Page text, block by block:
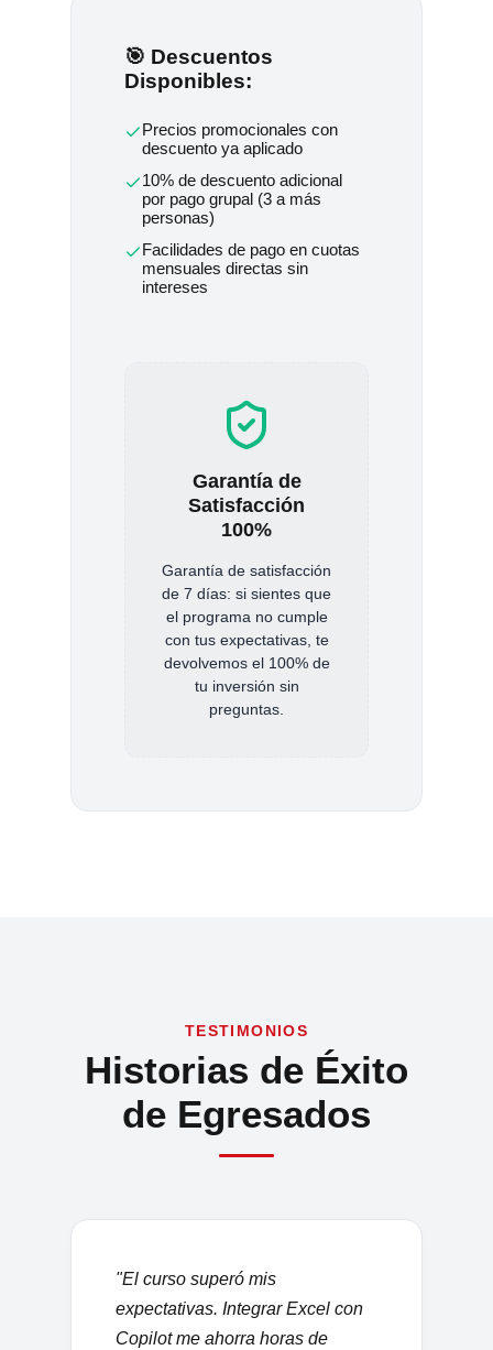
🎯 Descuentos
Disponibles:
Precios promocionales con
descuento ya aplicado
10% de descuento adicional
por pago grupal (3 a más
personas)
Facilidades de pago en cuotas
mensuales directas sin
intereses
Garantía de
Satisfacción
100%
Garantía de satisfacción
de 7 días: si sientes que
el programa no cumple
con tus expectativas, te
devolvemos el 100% de
tu inversión sin
preguntas.
TESTIMONIOS
Historias de Éxito
de Egresados
"El curso superó mis
expectativas. Integrar Excel con
Copilot me ahorra horas de